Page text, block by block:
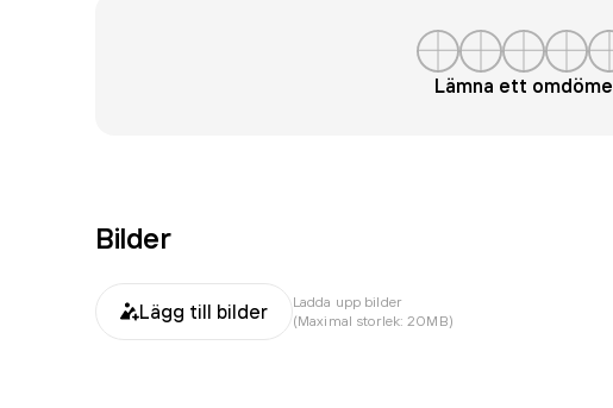
Lämna ett omdöme
Bilder
Lägg till bilder
Ladda upp bilder
(Maximal storlek: 20MB)